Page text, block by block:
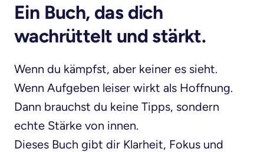
Ein Buch, das dich
wachrüttelt und stärkt.
Wenn du kämpfst, aber keiner es sieht.
Wenn Aufgeben leiser wirkt als Hoffnung.
Dann brauchst du keine Tipps, sondern
echte Stärke von innen.
Dieses Buch gibt dir Klarheit, Fokus und